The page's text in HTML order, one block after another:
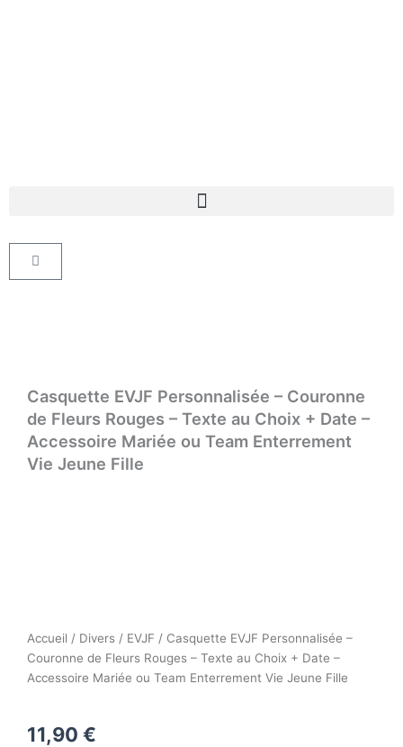
Panier
Casquette EVJF Personnalisée – Couronne
de Fleurs Rouges – Texte au Choix + Date –
Accessoire Mariée ou Team Enterrement
Vie Jeune Fille
Accueil / Divers / EVJF / Casquette EVJF Personnalisée –
Couronne de Fleurs Rouges – Texte au Choix + Date –
Accessoire Mariée ou Team Enterrement Vie Jeune Fille
11,90 €